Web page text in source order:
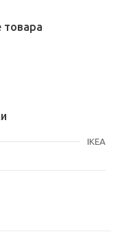
товара
IKEA